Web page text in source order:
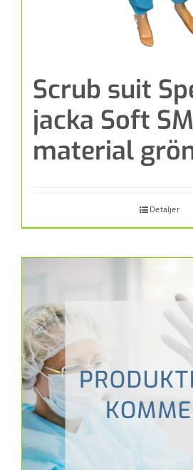
Scrub suit
jacka Soft
material
Detaljer